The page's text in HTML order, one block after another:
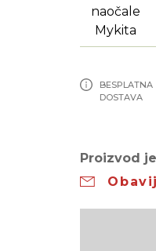
BESPLATNA
DOSTAVA
Proizvod